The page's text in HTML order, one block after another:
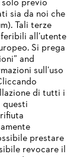
Für
wir Ihnen, zu
previo
sia da noi che
Tali terze
all’utente
Si prega
and
sull’uso
di tutti i
prestare
revocare il